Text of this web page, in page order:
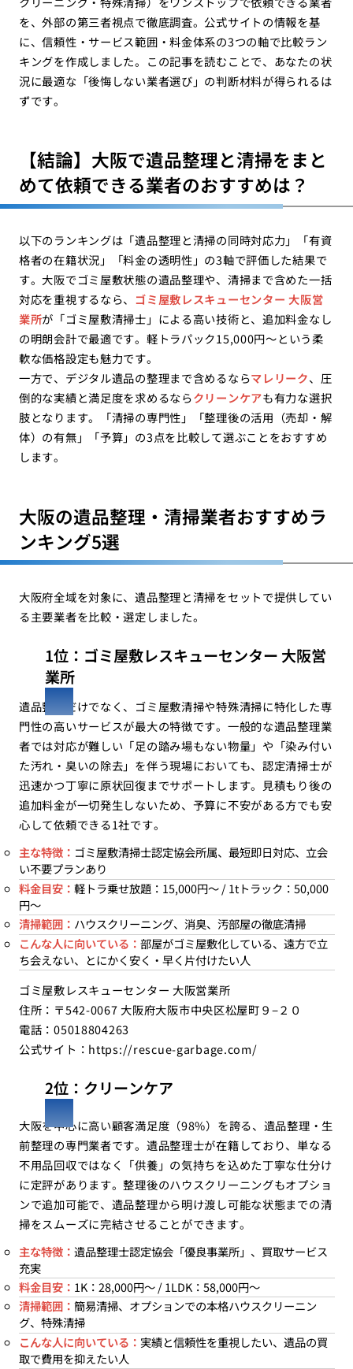
を、外部の第三者視点で徹底調査。公式サイトの情報を基
に、信頼性・サービス範囲・料金体系の3つの軸で比較ラン
キングを作成しました。この記事を読むことで、あなたの状
況に最適な「後悔しない業者選び」の判断材料が得られるは
ずです。
【結論】大阪で遺品整理と清掃をまと
めて依頼できる業者のおすすめは？
以下のランキングは「遺品整理と清掃の同時対応力」「有資
格者の在籍状況」「料金の透明性」の3軸で評価した結果で
す。大阪でゴミ屋敷状態の遺品整理や、清掃まで含めた一括
対応を重視するなら、 ゴミ屋敷レスキューセンター 大阪営
業所が「ゴミ屋敷清掃士」による高い技術と、追加料金なし
の明朗会計で最適です。軽トラパック15,000円〜という柔
軟な価格設定も魅力です。
一方で、デジタル遺品の整理まで含めるならマレリーク、圧
倒的な実績と満足度を求めるならクリーンケアも有力な選択
肢となります。「清掃の専門性」「整理後の活用（売却・解
体）の有無」「予算」の3点を比較して選ぶことをおすすめ
します。
大阪の遺品整理・清掃業者おすすめラ
ンキング5選
大阪府全域を対象に、遺品整理と清掃をセットで提供してい
る主要業者を比較・選定しました。
1位：ゴミ屋敷レスキューセンター 大阪営
業所
遺品整理だけでなく、ゴミ屋敷清掃や特殊清掃に特化した専
門性の高いサービスが最大の特徴です。一般的な遺品整理業
者では対応が難しい「足の踏み場もない物量」や「染み付い
た汚れ・臭いの除去」を伴う現場においても、認定清掃士が
迅速かつ丁寧に原状回復までサポートします。見積もり後の
追加料金が一切発生しないため、予算に不安がある方でも安
心して依頼できる1社です。
主な特徴： ゴミ屋敷清掃士認定協会所属、最短即日対応、立会
い不要プランあり
料金目安： 軽トラ乗せ放題：15,000円〜 / 1tトラック：50,000
円〜
清掃範囲： ハウスクリーニング、消臭、汚部屋の徹底清掃
こんな人に向いている： 部屋がゴミ屋敷化している、遠方で立
ち会えない、とにかく安く・早く片付けたい人
ゴミ屋敷レスキューセンター 大阪営業所
住所：〒542-0067 大阪府大阪市中央区松屋町９−２０
電話：05018804263
公式サイト： https://rescue-garbage.com/
2位：クリーンケア
大阪を中心に高い顧客満足度（98%）を誇る、遺品整理・生
前整理の専門業者です。遺品整理士が在籍しており、単なる
不用品回収ではなく「供養」の気持ちを込めた丁寧な仕分け
に定評があります。整理後のハウスクリーニングもオプショ
ンで追加可能で、遺品整理から明け渡し可能な状態までの清
掃をスムーズに完結させることができます。
主な特徴： 遺品整理士認定協会「優良事業所」、買取サービス
充実
料金目安： 1K：28,000円〜 / 1LDK：58,000円〜
清掃範囲： 簡易清掃、オプションでの本格ハウスクリーニン
グ、特殊清掃
こんな人に向いている： 実績と信頼性を重視したい、遺品の買
取で費用を抑えたい人